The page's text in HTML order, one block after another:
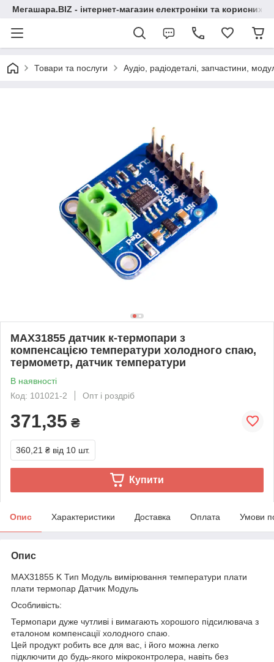
Мегашара.BIZ - інтернет-магазин електроніки та корисних
Товари та послуги Аудіо, радіодеталі, запчастини,
MAX31855 датчик к-термопари з
компенсацією температури холодного спаю,
термометр, датчик температури
В наявності
Код: 101021-2
Опт і роздріб
371,35 ₴
360,21 ₴ від 10 шт.
Купити
Опис Характеристики Доставка Оплата Умови
Опис
MAX31855 K Тип Модуль вимірювання температури плати
плати термопар Датчик Модуль
Особливість:
Термопари дуже чутливі і вимагають хорошого підсилювача з
еталоном компенсації холодного спаю.
Цей продукт робить все для вас, і його можна легко
підключити до будь-якого мікроконтролера, навіть без